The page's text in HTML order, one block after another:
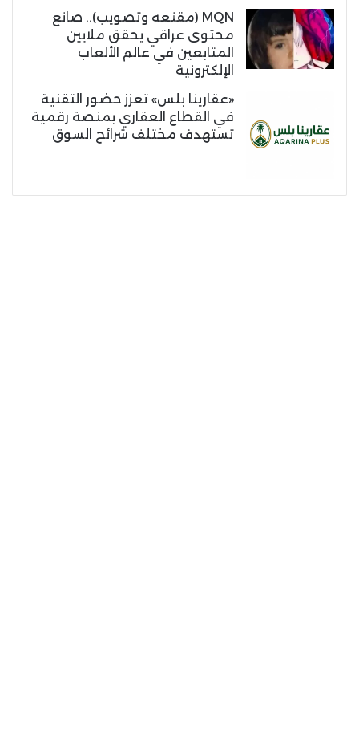
MQN (مقنعه وتصويب).. صانع
محتوى عراقي يحقق ملايين
المتابعين في عالم الألعاب
الإلكترونية
«عقارينا بلس» تعزز حضور التقنية
في القطاع العقاري بمنصة رقمية
تستهدف مختلف شرائح السوق